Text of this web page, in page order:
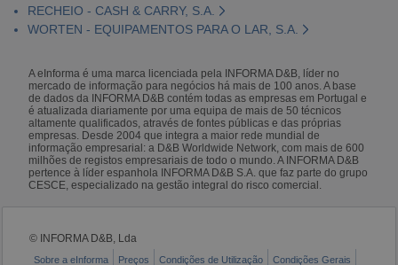
RECHEIO - CASH & CARRY, S.A.
WORTEN - EQUIPAMENTOS PARA O LAR, S.A.
A eInforma é uma marca licenciada pela INFORMA D&B, líder no
mercado de informação para negócios há mais de 100 anos. A base
de dados da INFORMA D&B contém todas as empresas em Portugal e
é atualizada diariamente por uma equipa de mais de 50 técnicos
altamente qualificados, através de fontes públicas e das próprias
empresas. Desde 2004 que integra a maior rede mundial de
informação empresarial: a D&B Worldwide Network, com mais de 600
milhões de registos empresariais de todo o mundo. A INFORMA D&B
pertence à líder espanhola INFORMA D&B S.A. que faz parte do grupo
CESCE, especializado na gestão integral do risco comercial.
© INFORMA D&B, Lda
Sobre a eInforma Preços Condições de Utilização Condições Gerais